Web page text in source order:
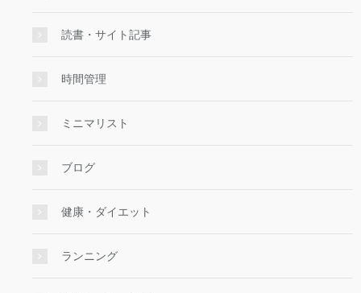
読書・サイト記事
時間管理
ミニマリスト
ブログ
健康・ダイエット
ランニング